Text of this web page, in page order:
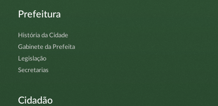
Prefeitura
História da Cidade
Gabinete da Prefeita
Legislação
Secretarias
Cidadão